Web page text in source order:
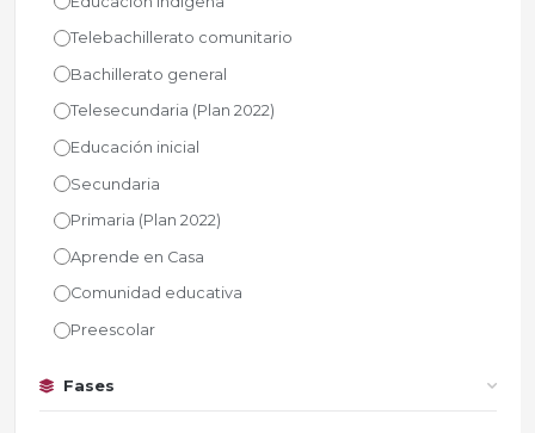
Telebachillerato comunitario
Bachillerato general
Telesecundaria (Plan 2022)
Educación inicial
Secundaria
Primaria (Plan 2022)
Aprende en Casa
Comunidad educativa
Preescolar
Fases